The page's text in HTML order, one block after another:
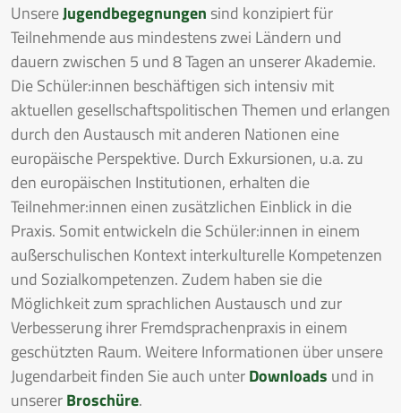
UnsereJugendbegegnungen sind konzipiert für
Teilnehmende aus mindestens zwei Ländern und
dauern zwischen 5 und 8 Tagen an unserer Akademie.
Die Schüler:innen beschäftigen sich intensiv mit
aktuellen gesellschaftspolitischen Themen und erlangen
durch den Austausch mit anderen Nationen eine
europäische Perspektive. Durch Exkursionen, u.a. zu
den europäischen Institutionen, erhalten die
Teilnehmer:innen einen zusätzlichen Einblick in die
Praxis. Somit entwickeln die Schüler:innen in einem
außerschulischen Kontext interkulturelle Kompetenzen
und Sozialkompetenzen. Zudem haben sie die
Möglichkeit zum sprachlichen Austausch und zur
Verbesserung ihrer Fremdsprachenpraxis in einem
geschützten Raum. Weitere Informationen über unsere
Jugendarbeit finden Sie auch unterDownloads und in
unsererBroschüre.